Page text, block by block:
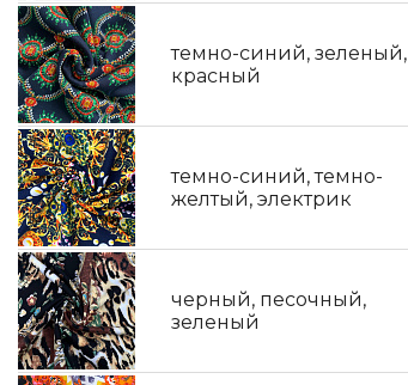
темно-синий, зеленый,
красный
темно-синий, темно-
желтый, электрик
черный, песочный,
зеленый